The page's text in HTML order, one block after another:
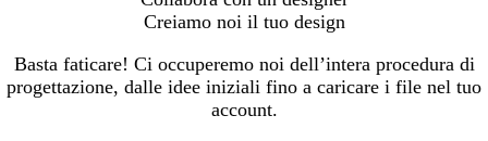
Creiamo noi il tuo design
Basta faticare! Ci occuperemo noi dell’intera procedura di
progettazione, dalle idee iniziali fino a caricare i file nel tuo
account.